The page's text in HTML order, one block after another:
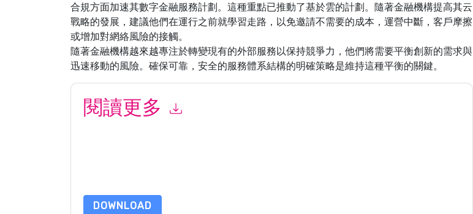
合規方面加速其數字金融服務計劃。這種重點已推動了基於雲的計劃。隨著金融機構提高其云
戰略的發展，建議他們在運行之前就學習走路，以免邀請不需要的成本，運營中斷，客戶摩擦
或增加對網絡風險的接觸。
隨著金融機構越來越專注於轉變現有的外部服務以保持競爭力，他們將需要平衡創新的需求與
迅速移動的風險。確保可靠，安全的服務體系結構的明確策略是維持這種平衡的關鍵。
閱讀更多
DOWNLOAD